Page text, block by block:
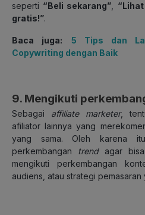
seperti “Beli sekarang”
gratis!”.
Baca juga:
5 Tips dan
Copywriting dengan Baik
9. Mengikuti
Sebagai affiliate marketer,
afiliator lainnya yang
yang sama. Oleh karena
perkembangan trendagar bisa
mengikuti perkembangan
audiens, atau strategi